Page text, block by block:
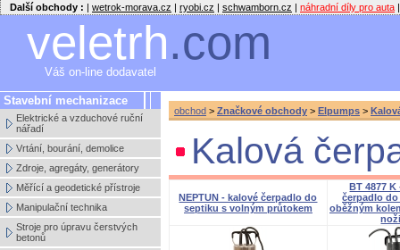
Další obchody : | wetrok-morava.cz | ryobi.cz | schwamborn.cz | náhradní díly pro auta |
veletrh.com
Váš on-line dodavatel
Stavební mechanizace
Elektrické a vzduchové ruční
nářadí
Vrtání, bourání, demolice
Zdroje, agregáty, generátory
Měřící a geodetické přístroje
Manipulační technika
Stroje pro úpravu čerstvých
betonů
obchod > Značkové obchody > Elpumps >
Kalová
NEPTUN - kalové čerpadlo do
septiku s volným průtokem
BT 4877 K
čerpadlo
oběžným